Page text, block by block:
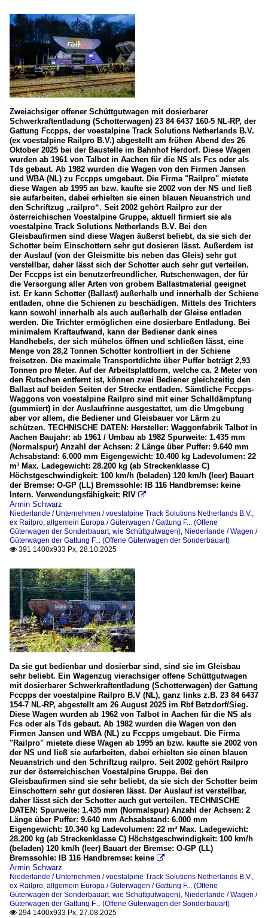
Zweiachsiger offener Schüttgutwagen mit dosierbarer
Schwerkraftentladung (Schotterwagen) 23 84 6437 160-5 NL-RP, der
Gattung Fccpps, der voestalpine Track Solutions Netherlands B.V.
(ex voestalpine Railpro B.V.) abgestellt am frühen Abend des 26
Oktober 2025 bei der Baustelle im Bahnhof Herdorf. Diese Wagen
wurden ab 1961 von Talbot in Aachen für die NS als Fcs oder als
Tds gebaut. Ab 1982 wurden die Wagen von den Firmen Jansen
und WBA (NL) zu Fccpps umgebaut. Die Firma "Railpro" mietete
diese Wagen ab 1995 an bzw. kaufte sie 2002 von der NS und ließ
sie aufarbeiten, dabei erhielten sie einen blauen Neuanstrich und
den Schriftzug „railpro“. Seit 2002 gehört Railpro zur der
österreichischen Voestalpine Gruppe, aktuell firmiert sie als
voestalpine Track Solutions Netherlands B.V. Bei den
Gleisbaufirmen sind diese Wagen äußerst beliebt, da sie sich der
Schotter beim Einschottern sehr gut dosieren lässt. Außerdem ist
der Auslauf (von der Gleismitte bis neben das Gleis) sehr gut
verstellbar, daher lässt sich der Schotter auch sehr gut verteilen.
Der Fccpps ist ein benutzerfreundlicher, Rutschenwagen, der für
die Versorgung aller Arten von grobem Ballastmaterial geeignet
ist. Er kann Schotter (Ballast) außerhalb und innerhalb der Schiene
entladen, ohne die Schienen zu beschädigen. Mittels des Trichters
kann sowohl innerhalb als auch außerhalb der Gleise entladen
werden. Die Trichter ermöglichen eine dosierbare Entladung. Bei
minimalem Kraftaufwand, kann der Bediener dank eines
Handhebels, der sich mühelos öffnen und schließen lässt, eine
Menge von 28,2 Tonnen Schotter kontrolliert in der Schiene
freisetzen. Die maximale Transportdichte über Puffer beträgt 2,93
Tonnen pro Meter. Auf der Arbeitsplattform, welche ca. 2 Meter von
den Rutschen entfernt ist, können zwei Bediener gleichzeitig den
Ballast auf beiden Seiten der Strecke entladen. Sämtliche Fccpps-
Waggons von voestalpine Railpro sind mit einer Schalldämpfung
(gummiert) in der Auslaufrinne ausgestattet, um die Umgebung
aber vor allem, die Bediener und Gleisbauer vor Lärm zu
schützen. TECHNISCHE DATEN: Hersteller: Waggonfabrik Talbot in
Aachen Baujahr: ab 1961 / Umbau ab 1982 Spurweite: 1.435 mm
(Normalspur) Anzahl der Achsen: 2 Länge über Puffer: 9.640 mm
Achsabstand: 6.000 mm Eigengewicht: 10.400 kg Ladevolumen: 22
m³ Max. Ladegewicht: 28.200 kg (ab Streckenklasse C)
Höchstgeschwindigkeit: 100 km/h (beladen) 120 km/h (leer) Bauart
der Bremse: O-GP (LL) Bremssohle: IB 116 Handbremse: keine
Intern. Verwendungsfähigkeit: RIV 
Armin Schwarz
Niederlande / Unternehmen / voestalpine Track Solutions Netherlands B.V.,
ex Railpro, allgemein Europa / Güterwagen / Gattung F... (Offene
Güterwagen der Sonderbauart, wie Schüttgutwagen), Niederlande / Wagen /
Güterwagen der Gattung F... (Offene Güterwagen der Sonderbauart)
 391 1400x933 Px, 28.10.2025
Da sie gut bedienbar und dosierbar sind, sind sie im Gleisbau
sehr beliebt. Ein Wagenzug vierachsiger offene Schüttgutwagen
mit dosierbarer Schwerkraftentladung (Schotterwagen) der Gattung
Fccpps der voestalpine Railpro B.V (NL), ganz links z.B. 23 84 6437
154-7 NL-RP, abgestellt am 26 August 2025 im Rbf Betzdorf/Sieg.
Diese Wagen wurden ab 1962 von Talbot in Aachen für die NS als
Fcs oder als Tds gebaut. Ab 1982 wurden die Wagen von den
Firmen Jansen und WBA (NL) zu Fccpps umgebaut. Die Firma
"Railpro" mietete diese Wagen ab 1995 an bzw. kaufte sie 2002 von
der NS und ließ sie aufarbeiten, dabei erhielten sie einen blauen
Neuanstrich und den Schriftzug railpro. Seit 2002 gehört Railpro
zur der österreichischen Voestalpine Gruppe. Bei den
Gleisbaufirmen sind sie sehr beliebt, da sie sich der Schotter beim
Einschottern sehr gut dosieren lässt. Der Auslauf ist verstellbar,
daher lässt sich der Schotter auch gut verteilen. TECHNISCHE
DATEN: Spurweite: 1.435 mm (Normalspur) Anzahl der Achsen: 2
Länge über Puffer: 9.640 mm Achsabstand: 6.000 mm
Eigengewicht: 10.340 kg Ladevolumen: 22 m³ Max. Ladegewicht:
28.200 kg (ab Streckenklasse C) Höchstgeschwindigkeit: 100 km/h
(beladen) 120 km/h (leer) Bauart der Bremse: O-GP (LL)
Bremssohle: IB 116 Handbremse: keine 
Armin Schwarz
Niederlande / Unternehmen / voestalpine Track Solutions Netherlands B.V.,
ex Railpro, allgemein Europa / Güterwagen / Gattung F... (Offene
Güterwagen der Sonderbauart, wie Schüttgutwagen), Niederlande / Wagen /
Güterwagen der Gattung F... (Offene Güterwagen der Sonderbauart)
 294 1400x933 Px, 27.08.2025